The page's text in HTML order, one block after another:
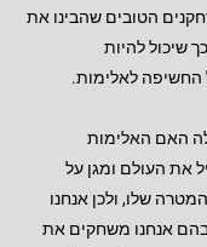
הטובים שהבינו את
שיכול להיות
החשיפה לאלימות.
האם האלימות
את העולם ומגן על
שלו, ולכן אנחנו
אנחנו משחקים את